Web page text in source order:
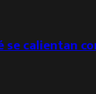
se calientan